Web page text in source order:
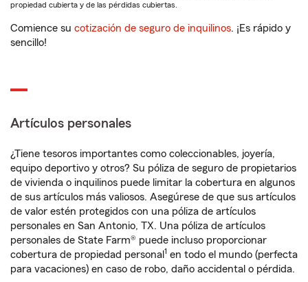
propiedad cubierta y de las pérdidas cubiertas.
Comience su cotización de seguro de inquilinos. ¡Es rápido y
sencillo!
Artículos personales
¿Tiene tesoros importantes como coleccionables, joyería,
equipo deportivo y otros? Su póliza de seguro de propietarios
de vivienda o inquilinos puede limitar la cobertura en algunos
de sus artículos más valiosos. Asegúrese de que sus artículos
de valor estén protegidos con una póliza de artículos
personales en San Antonio, TX. Una póliza de artículos
personales de State Farm® puede incluso proporcionar
cobertura de propiedad personal 1 en todo el mundo (perfecta
para vacaciones) en caso de robo, daño accidental o pérdida.